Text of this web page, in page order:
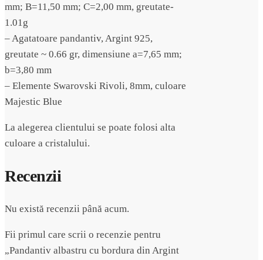
mm; B=11,50 mm; C=2,00 mm, greutate-
1.01g
– Agatatoare pandantiv, Argint 925,
greutate ~ 0.66 gr, dimensiune a=7,65 mm;
b=3,80 mm
– Elemente Swarovski Rivoli, 8mm, culoare
Majestic Blue
La alegerea clientului se poate folosi alta
culoare a cristalului.
Recenzii
Nu există recenzii până acum.
Fii primul care scrii o recenzie pentru
„Pandantiv albastru cu bordura din Argint